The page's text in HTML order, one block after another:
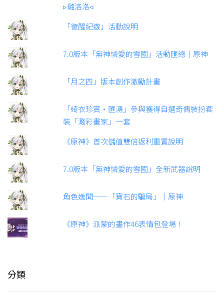
▹璐洛洛◃
「復醒紀遊」活動說明
7.0版本「無神憐愛的雪國」活動匯總｜原神
「月之四」版本創作激勵計畫
「綺衣珍賞·匯湧」參與獲得自選奇偶裝扮套
裝「濺彩畫家」一套
《原神》首次儲值雙倍返利重置說明
7.0版本「無神憐愛的雪國」全新武器說明
角色逸聞——「寶石的騙局」｜原神
《原神》派蒙的畫作46表情包登場！
分類